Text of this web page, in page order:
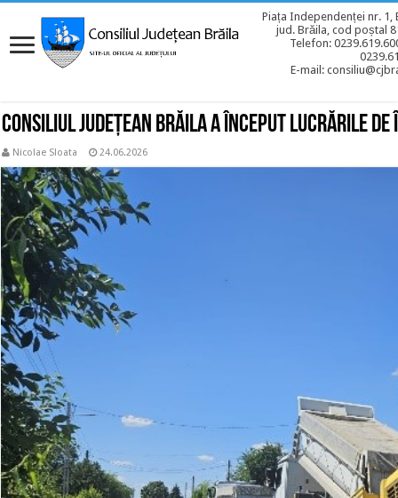
Piața Independenței nr. 1,
jud. Brăila, cod poștal
Telefon:
E-mail:
Consiliul Județean Brăila a început lucrările
Nicolae Sloata 24.06.2026